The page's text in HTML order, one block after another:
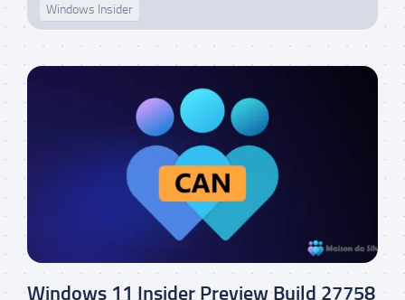
Windows Insider
Windows 11 Insider Preview Build 27758